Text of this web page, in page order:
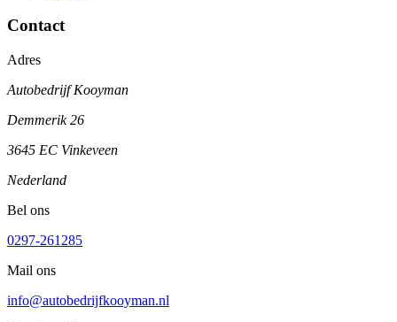
Contact
Adres
Autobedrijf Kooyman
Demmerik 26
3645 EC Vinkeveen
Nederland
Bel ons
0297-261285
Mail ons
info@autobedrijfkooyman.nl